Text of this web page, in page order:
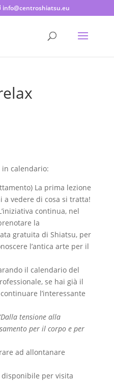
info@centroshiatsu.eu
in calendario:
La prima lezione
a vedere di cosa si tratta!
continua, nel
la
gratuita di Shiatsu, per
l’antica arte per il
il calendario del
se hai già il
l’interessante
tensione alla
per il corpo e per
ad allontanare
disponibile per visita